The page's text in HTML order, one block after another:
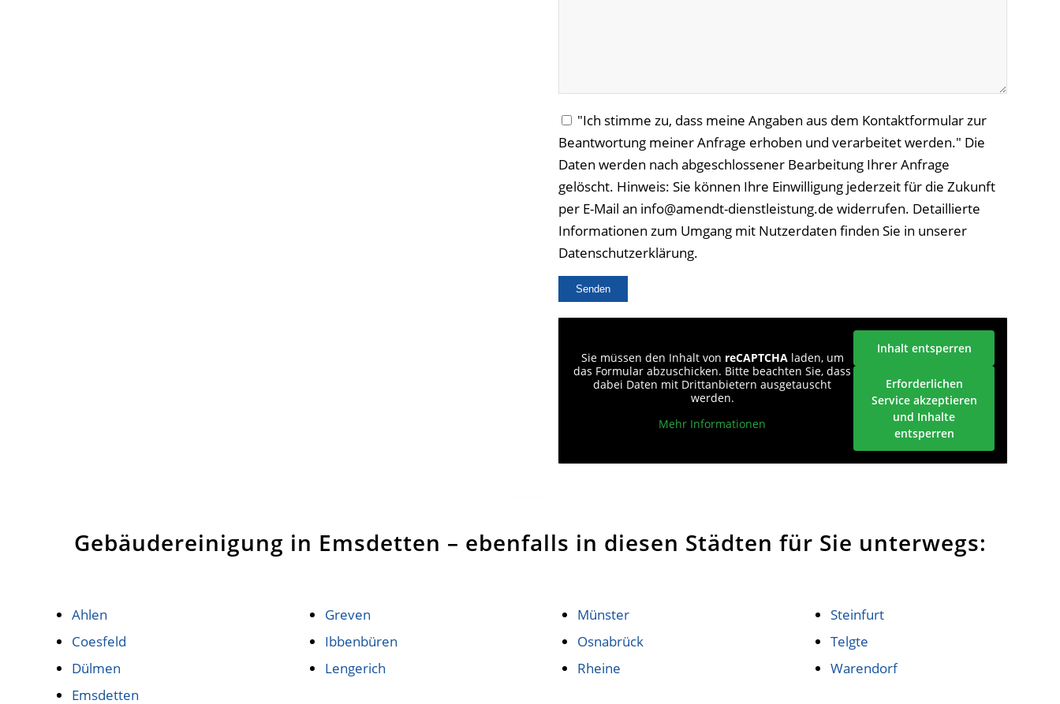
"Ich stimme zu, dass meine Angaben aus dem Kontaktformular zur
Beantwortung meiner Anfrage erhoben und verarbeitet werden." Die
Daten werden nach abgeschlossener Bearbeitung Ihrer Anfrage
gelöscht. Hinweis: Sie können Ihre Einwilligung jederzeit für die Zukunft
per E-Mail an info@amendt-dienstleistung.de widerrufen. Detaillierte
Informationen zum Umgang mit Nutzerdaten finden Sie in unserer
Datenschutzerklärung.
Sie müssen den Inhalt von reCAPTCHAladen, um
das Formular abzuschicken. Bitte beachten Sie, dass
dabei Daten mit Drittanbietern ausgetauscht
werden.
Mehr Informationen
Inhalt entsperren
Erforderlichen
Service akzeptieren
und Inhalte
entsperren
Gebäudereinigung in Emsdetten – ebenfalls in diesen Städten für Sie unterwegs:
Ahlen
Coesfeld
Dülmen
Emsdetten
Greven
Ibbenbüren
Lengerich
Münster
Osnabrück
Rheine
Steinfurt
Telgte
Warendorf